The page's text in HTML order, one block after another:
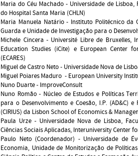
Maria do Céu Machado - Universidade de
do Hospital Santa Maria (CHLN)
Maria Manuela Natário - Instituto Politécnico da
Guarda e Unidade de Investigação para o
Michele Cincera - Université Libre de
Education Studies (iCite) e European Center
(ECARES)
Miguel de Castro Neto - Universidade Nova de
Miguel Poiares Maduro - European University
Nuno Duarte - ImproveConsult
Nuno Romão - Núcleo de Estudos e Políticas
para o Desenvolvimento e Coesão, I.P. (AD&C)
(CIRIUS) da Lisbon School of Economics &
Paula Urze - Universidade Nova de Lisboa,
Ciências Sociais Aplicadas, Interuniversity Center
Paulo Neto (Coordenador) - Universidade de
Economia, Unidade de Monitorização de